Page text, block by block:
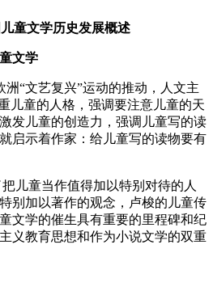
童文学历史发展概述
文学
“文艺复兴”运动的推动，人文主
儿童的人格，强调要注意儿童的天
发儿童的创造力，强调儿童写的读
启示着作家：给儿童写的读物要有
儿童当作值得加以特别对待的人
别加以著作的观念，卢梭的儿童传
文学的催生具有重要的里程碑和纪
义教育思想和作为小说文学的双重